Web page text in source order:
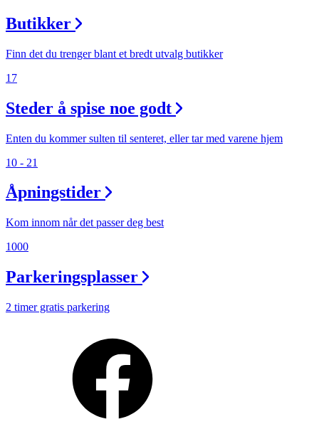
Finn frem
Butikker
Finn det du trenger blant et bredt utvalg butikker
17
Steder å spise noe godt
Enten du kommer sulten til senteret, eller tar med varene hjem
10 - 21
Åpningstider
Kom innom når det passer deg best
1000
Parkeringsplasser
2 timer gratis parkering